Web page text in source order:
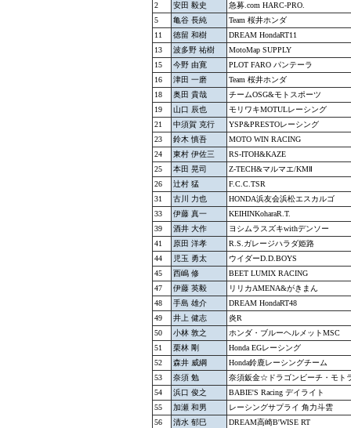
2
安田 毅史
急募.com HARC-PRO.
5
亀谷 長純
Team 桜井ホンダ
11
徳留 和樹
DREAM HondaRT11
13
波多野 祐樹
MotoMap SUPPLY
15
今野 由寛
PLOT FARO パンテーラ
16
津田 一磨
Team 桜井ホンダ
18
奥田 貴哉
チームOSG&モトスポーツ
19
山口 辰也
モリワキMOTULレーシング
21
中須賀 克行
YSP&PRESTOレーシング
23
鈴木 慎吾
MOTO WIN RACING
24
東村 伊佐三
RS-ITOH&KAZE
25
本田 晃司
Z-TECH&マルマエ/KMⅡ
26
辻村 猛
F.C.C.TSR
31
古川 力也
HONDA浜友会浜松エスカルゴ
33
伊藤 真一
KEIHINKoharaR.T.
39
酒井 大作
ヨシムラスズキwithデンソー
41
原田 洋孝
R.S.ガレージハラダ姫路
44
児玉 勇太
ウイダーD.D.BOYS
45
西嶋 修
BEET LUMIX RACING
47
伊藤 英毅
リリカAMENA&がきまん
48
手島 雄介
DREAM HondaRT48
49
井上 健志
炎R
50
小林 敦之
ホンダ・ブルーヘルメットMSC
51
栗林 剛
Honda EGレーシング
52
森井 威綱
Honda鈴鹿レーシングチーム
53
奈須 勉
奈須鈑金☆ドラゴンビーチ・モト
54
浜口 俊之
BABIE'S Racing デイライト
55
加瀬 和男
レーシングサプライ 角力斗雲
56
清水 郁巳
DREAM高崎B'WISE RT